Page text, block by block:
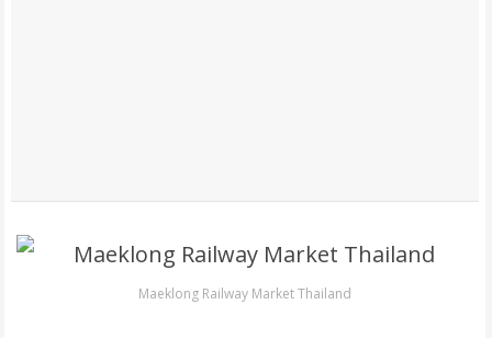
Maeklong Railway Market Thailand